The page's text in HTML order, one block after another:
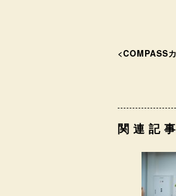
<COMPASS
関連記事